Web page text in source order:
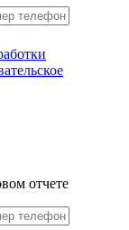
отчете